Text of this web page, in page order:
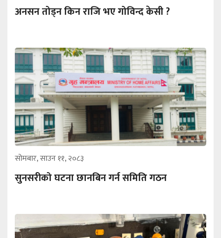
अनसन तोड्न किन राजि भए गोविन्द केसी ?
सोमबार, साउन ११, २०८३
सुनसरीको घटना छानबिन गर्न समिति गठन